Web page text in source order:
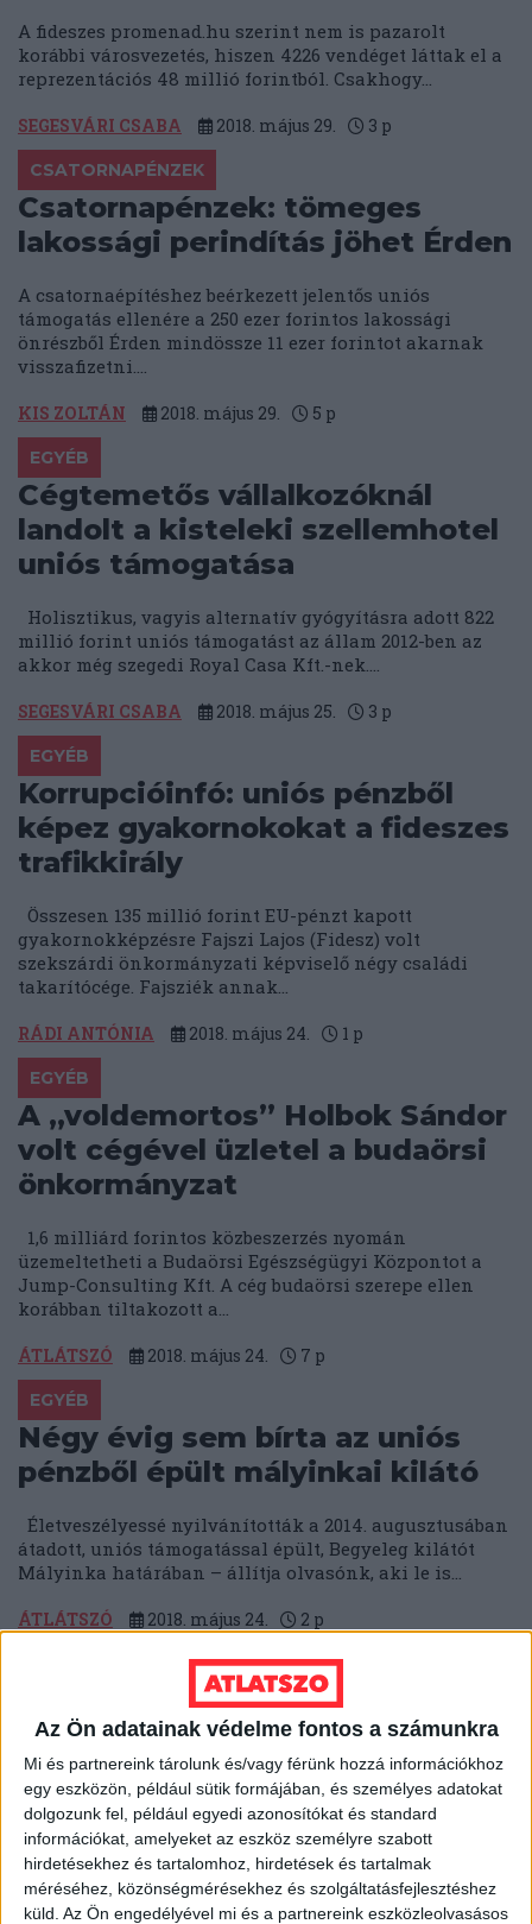
Az Ön adatainak védelme fontos a számunkra
Mi és partnereink tárolunk és/vagy férünk hozzá információkhoz
egy eszközön, például sütik formájában, és személyes adatokat
dolgozunk fel, például egyedi azonosítókat és standard
információkat, amelyeket az eszköz személyre szabott
hirdetésekhez és tartalomhoz, hirdetések és tartalmak
méréséhez, közönségmérésekhez és szolgáltatásfejlesztéshez
küld. Az Ön engedélyével mi és a partnereink eszközleolvasásos
A fideszes promenad.hu szerint nem is pazarolt
korábbi városvezetés, hiszen 4226 vendéget láttak el a
reprezentációs 48 millió forintból. Csakhogy...
SEGESVÁRI CSABA 2018. május 29. 3 p
CSATORNAPÉNZEK
Csatornapénzek: tömeges
lakossági perindítás jöhet Érden
A csatornaépítéshez beérkezett jelentős uniós
támogatás ellenére a 250 ezer forintos lakossági
önrészből Érden mindössze 11 ezer forintot akarnak
visszafizetni....
KIS ZOLTÁN 2018. május 29. 5 p
EGYÉB
Cégtemetős vállalkozóknál
landolt a kisteleki szellemhotel
uniós támogatása
Holisztikus, vagyis alternatív gyógyításra adott 822
millió forint uniós támogatást az állam 2012-ben az
akkor még szegedi Royal Casa Kft.-nek....
SEGESVÁRI CSABA 2018. május 25. 3 p
EGYÉB
Korrupcióinfó: uniós pénzből
képez gyakornokokat a fideszes
trafikkirály
Összesen 135 millió forint EU-pénzt kapott
gyakornokképzésre Fajszi Lajos (Fidesz) volt
szekszárdi önkormányzati képviselő négy családi
takarítócége. Fajsziék annak...
RÁDI ANTÓNIA 2018. május 24. 1 p
EGYÉB
A „voldemortos” Holbok Sándor
volt cégével üzletel a budaörsi
önkormányzat
1,6 milliárd forintos közbeszerzés nyomán
üzemeltetheti a Budaörsi Egészségügyi Központot a
Jump-Consulting Kft. A cég budaörsi szerepe ellen
korábban tiltakozott a...
ÁTLÁTSZÓ 2018. május 24. 7 p
EGYÉB
Négy évig sem bírta az uniós
pénzből épült mályinkai kilátó
Életveszélyessé nyilvánították a 2014. augusztusában
átadott, uniós támogatással épült, Begyeleg kilátót
Mályinka határában – állítja olvasónk, aki le is...
ÁTLÁTSZÓ 2018. május 24. 2 p
Az érdi jegyző bojkottálná a
Kimittudot – kreatív módszerek
a titkolózásra
Az érdi jegyző írásban megdorgált egy polgárt, mert az
Átlátszó adatigénylő-alkalmazásával akarta megkapni
az érdi alpolgármesterek és képviselők
vagyonnyilatkozatait....